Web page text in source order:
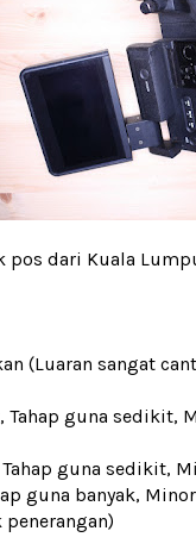
pos dari Kuala
(Luaran sangat
Tahap guna
guna sedikit,
guna banyak,